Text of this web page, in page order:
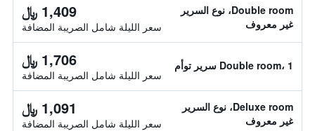
Double room، نوع السرير
غير معروف
1,409 ﷼
سعر الليلة شامل الصريبة المضافة
Double room، 1 سرير توأم 1,706 ﷼
سعر الليلة شامل الصريبة المضافة
Deluxe room، نوع السرير
غير معروف
1,091 ﷼
سعر الليلة شامل الصريبة المضافة